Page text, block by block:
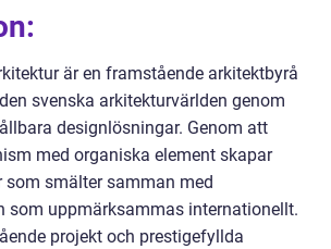
är en framstående arkitektbyrå
svenska arkitekturvärlden genom
designlösningar. Genom att
med organiska element skapar
som smälter samman med
som uppmärksammas internationellt.
projekt och prestigefyllda